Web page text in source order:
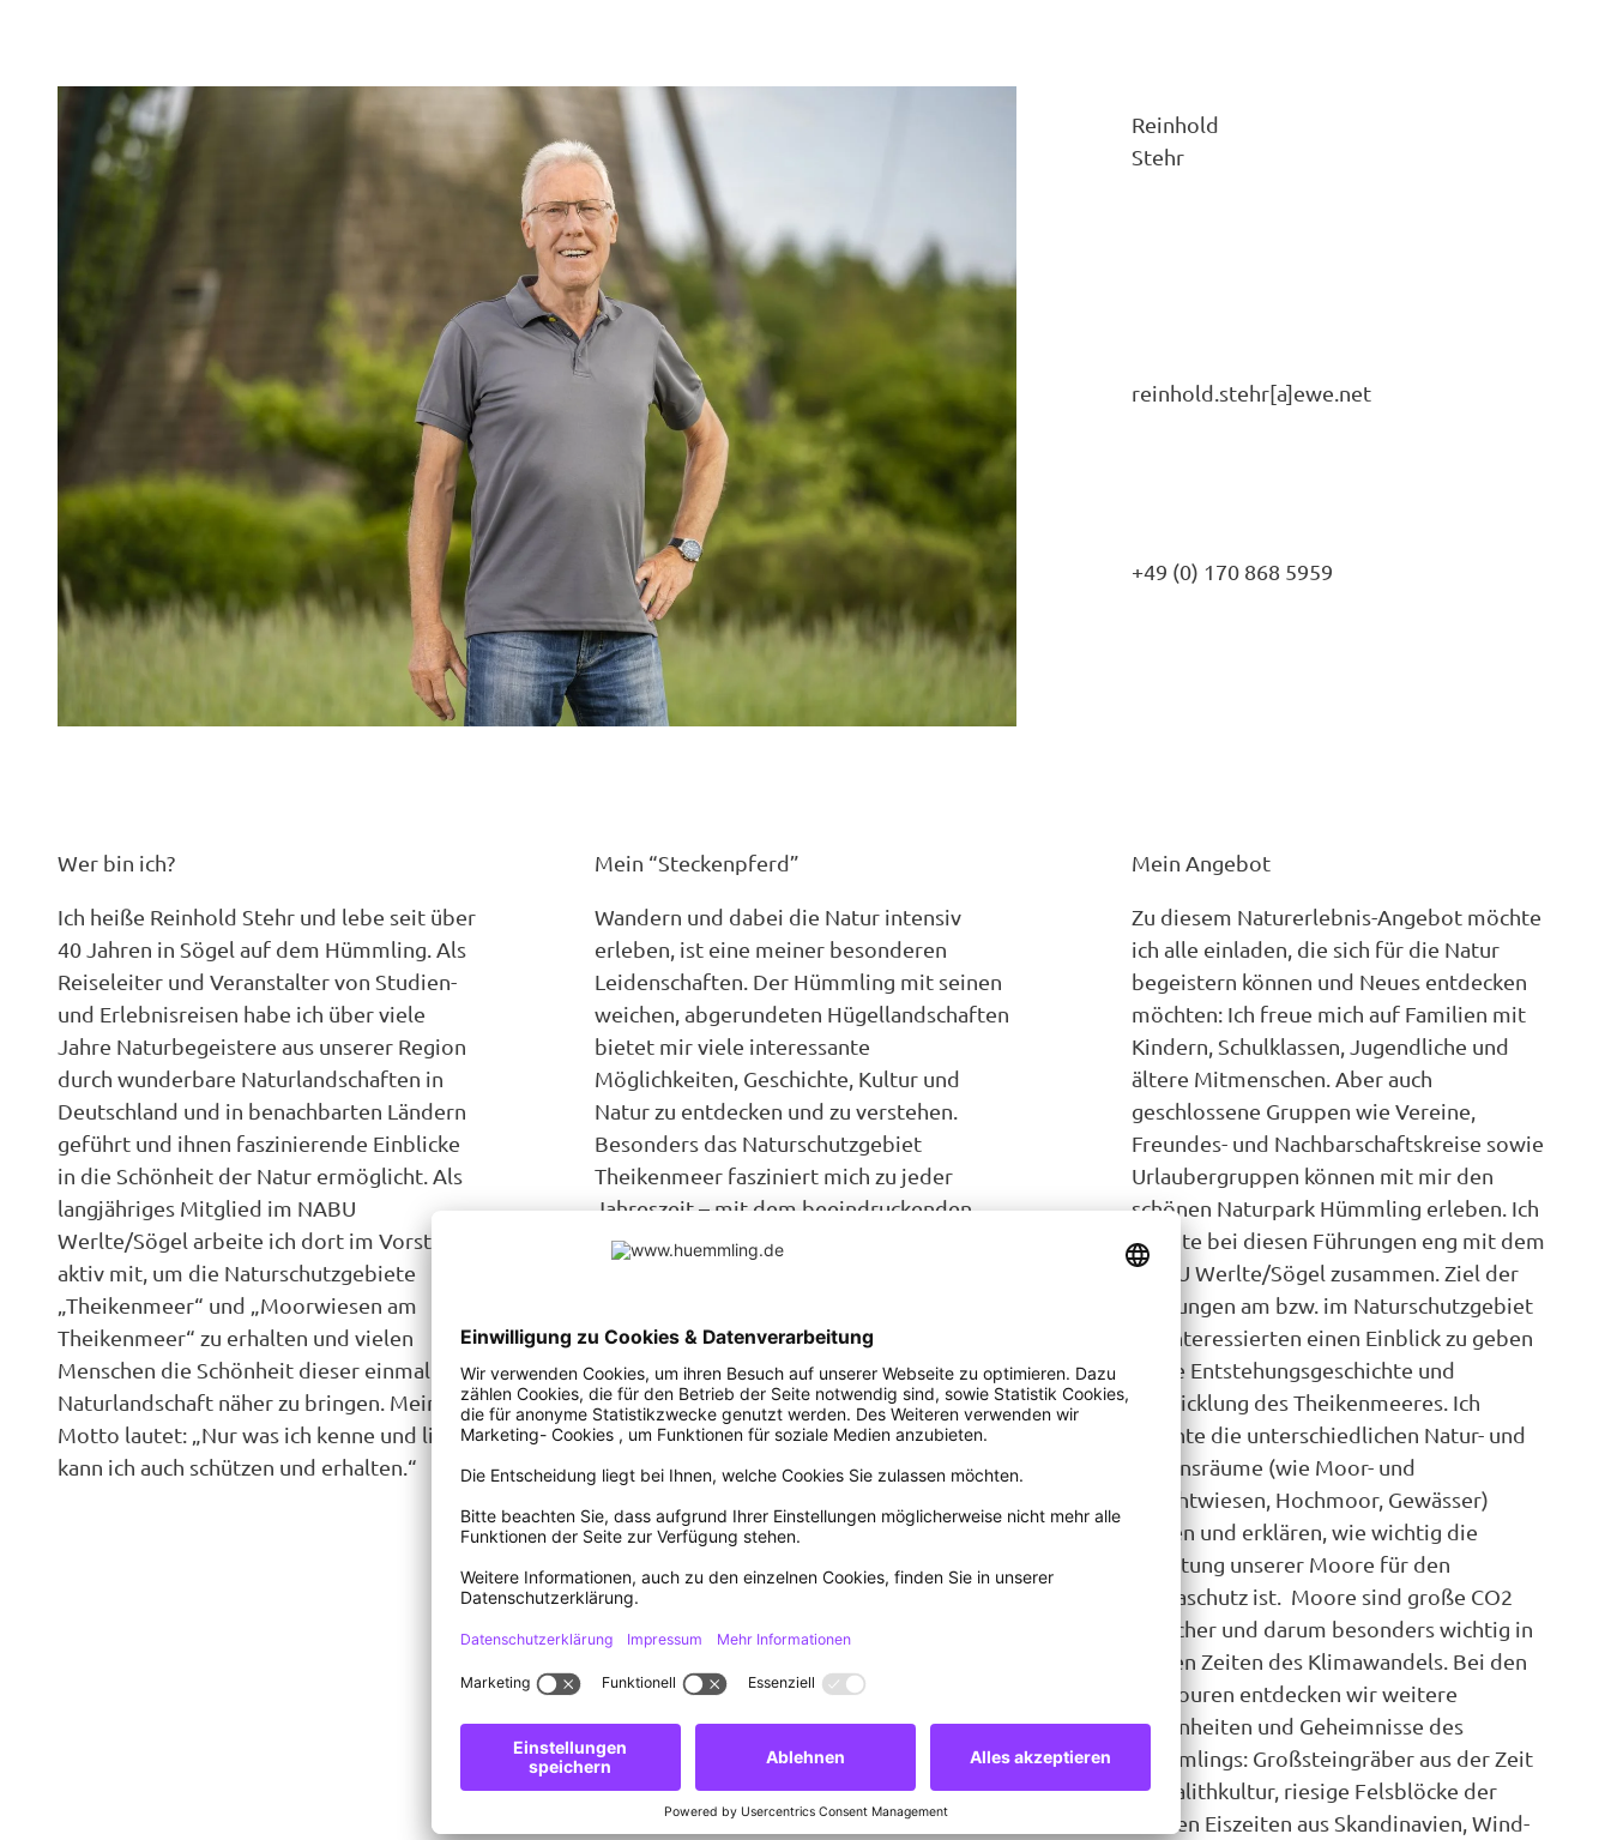
Reinhold
Stehr
reinhold.stehr[a]ewe.net
+49 (0) 170 868 5959
Wer bin ich?
Ich heiße Reinhold Stehr und lebe seit über
40 Jahren in Sögel auf dem Hümmling. Als
Reiseleiter und Veranstalter von Studien-
und Erlebnisreisen habe ich über viele
Jahre Naturbegeistere aus unserer Region
durch wunderbare Naturlandschaften in
Deutschland und in benachbarten Ländern
geführt und ihnen faszinierende Einblicke
in die Schönheit der Natur ermöglicht. Als
langjähriges Mitglied im NABU
Werlte/Sögel arbeite ich dort im Vorstand
aktiv mit, um die Naturschutzgebiete
„Theikenmeer“ und „Moorwiesen am
Theikenmeer“ zu erhalten und vielen
Menschen die Schönheit dieser einmaligen
Naturlandschaft näher zu bringen. Mein
Motto lautet: „Nur was ich kenne und liebe,
kann ich auch schützen und erhalten.“
Mein “Steckenpferd”
Wandern und dabei die Natur intensiv
erleben, ist eine meiner besonderen
Leidenschaften. Der Hümmling mit seinen
weichen, abgerundeten Hügellandschaften
bietet mir viele interessante
Möglichkeiten, Geschichte, Kultur und
Natur zu entdecken und zu verstehen.
Besonders das Naturschutzgebiet
Theikenmeer fasziniert mich zu jeder
Jahreszeit – mit dem beeindruckenden
Vogelzug im Frühjahr und Herbst, mit den
Mein Angebot
Zu diesem Naturerlebnis-Angebot möchte
ich alle einladen, die sich für die Natur
begeistern können und Neues entdecken
möchten: Ich freue mich auf Familien mit
Kindern, Schulklassen, Jugendliche und
ältere Mitmenschen. Aber auch
geschlossene Gruppen wie Vereine,
Freundes- und Nachbarschaftskreise sowie
Urlaubergruppen können mit mir den
schönen Naturpark Hümmling erleben. Ich
arbeite bei diesen Führungen eng mit dem
NABU Werlte/Sögel zusammen. Ziel der
Führungen am bzw. im Naturschutzgebiet
ist, Interessierten einen Einblick zu geben
in die Entstehungsgeschichte und
Entwicklung des Theikenmeeres. Ich
möchte die unterschiedlichen Natur- und
Lebensräume (wie Moor- und
Feuchtwiesen, Hochmoor, Gewässer)
zeigen und erklären, wie wichtig die
Erhaltung unserer Moore für den
Klimaschutz ist. Moore sind große CO2
Speicher und darum besonders wichtig in
diesen Zeiten des Klimawandels. Bei den
Radtouren entdecken wir weitere
Schönheiten und Geheimnisse des
Hümmlings: Großsteingräber aus der Zeit
Megalithkultur, riesige Felsblöcke der
letzten Eiszeiten aus Skandinavien, Wind-